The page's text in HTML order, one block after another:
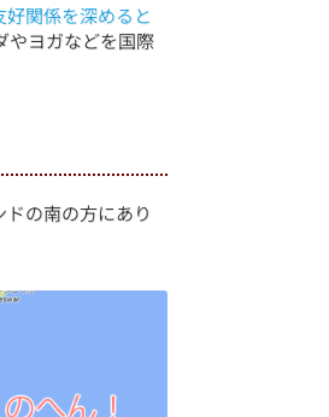
関係を深めると
やヨガなどを国際
の南の方にあり